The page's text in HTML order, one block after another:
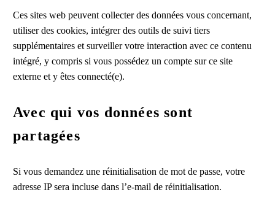
Ces sites web peuvent collecter des données vous concernant,
utiliser des cookies, intégrer des outils de suivi tiers
supplémentaires et surveiller votre interaction avec ce contenu
intégré, y compris si vous possédez un compte sur ce site
externe et y êtes connecté(e).
Avec qui vos données sont
partagées
Si vous demandez une réinitialisation de mot de passe, votre
adresse IP sera incluse dans l’e-mail de réinitialisation.